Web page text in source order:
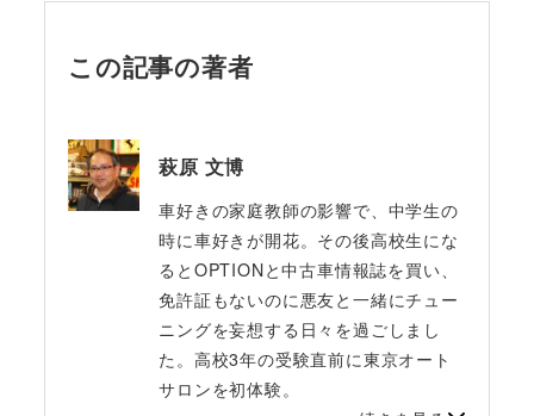
この記事の著者
萩原 文博
車好きの家庭教師の影響で、中学生の
時に車好きが開花。その後高校生にな
るとOPTIONと中古車情報誌を買い、
免許証もないのに悪友と一緒にチュー
ニングを妄想する日々を過ごしまし
た。高校3年の受験直前に東京オート
サロンを初体験。